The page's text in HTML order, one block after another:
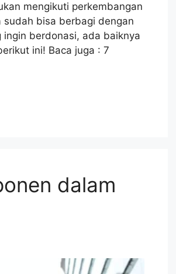
mengikuti perkembangan
bisa berbagi dengan
berdonasi, ada baiknya
ini! Baca juga : 7
dalam